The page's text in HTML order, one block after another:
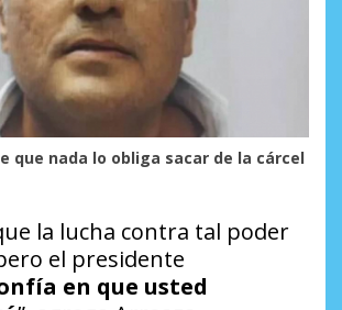
que nada lo obliga sacar de la cárcel
la lucha contra tal poder
el presidente
en que usted